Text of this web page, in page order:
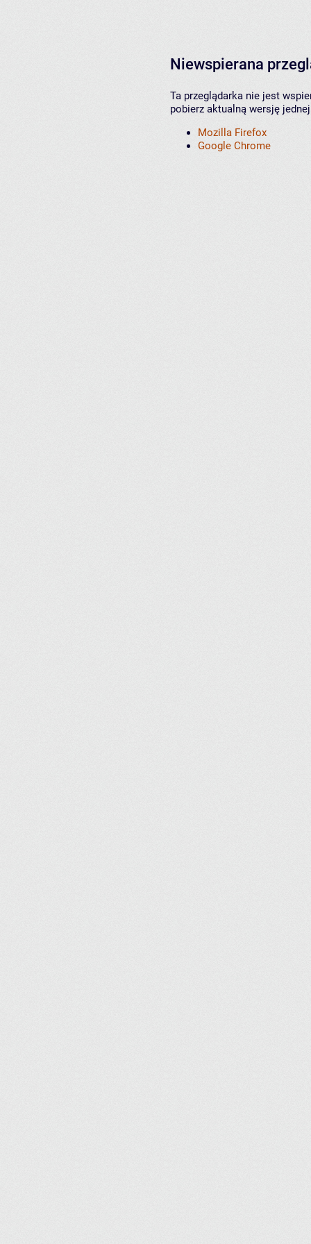
Niewspierana
Ta przeglądarka nie jest
pobierz aktualną wersję
Mozilla Firefox
Google Chrome